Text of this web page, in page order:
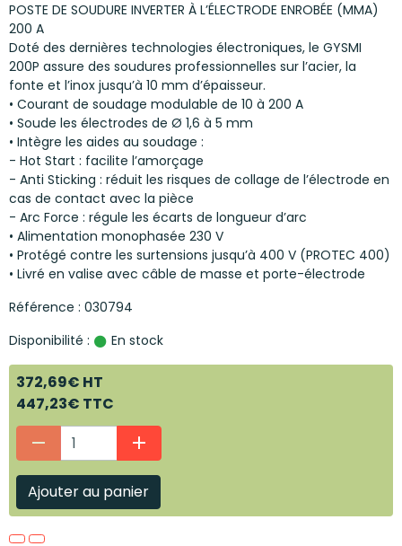
POSTE DE SOUDURE INVERTER À L’ÉLECTRODE ENROBÉE (MMA)
200 A
Doté des dernières technologies électroniques, le GYSMI
200P assure des soudures professionnelles sur l’acier, la
fonte et l’inox jusqu’à 10 mm d’épaisseur.
• Courant de soudage modulable de 10 à 200 A
• Soude les électrodes de Ø 1,6 à 5 mm
• Intègre les aides au soudage :
- Hot Start : facilite l’amorçage
- Anti Sticking : réduit les risques de collage de l’électrode en
cas de contact avec la pièce
- Arc Force : régule les écarts de longueur d’arc
• Alimentation monophasée 230 V
• Protégé contre les surtensions jusqu’à 400 V (PROTEC 400)
• Livré en valise avec câble de masse et porte-électrode
Référence : 030794
Disponibilité :
En stock
372,69€ HT
447,23€ TTC
Ajouter au panier